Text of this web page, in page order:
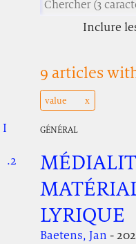
Inclure
9 articles
value
I GÉNÉRAL
.2
LYRIQUE
Baetens, Jan -